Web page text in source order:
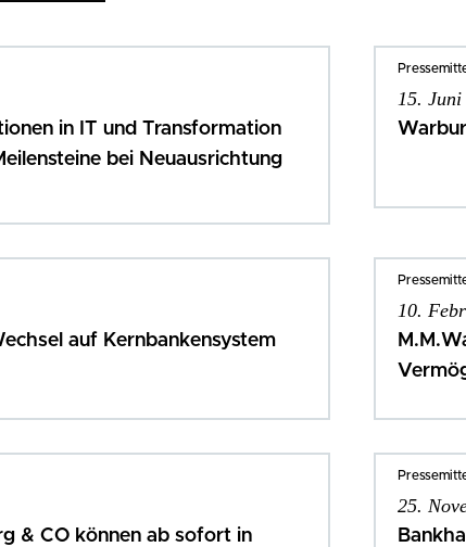
in IT und Transformation
bei Neuausrichtung
15.
auf Kernbankensystem
10.
& CO können ab sofort in
25.